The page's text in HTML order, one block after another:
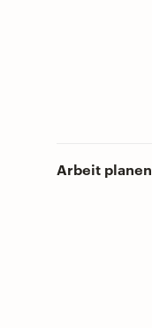
Arbeit planen